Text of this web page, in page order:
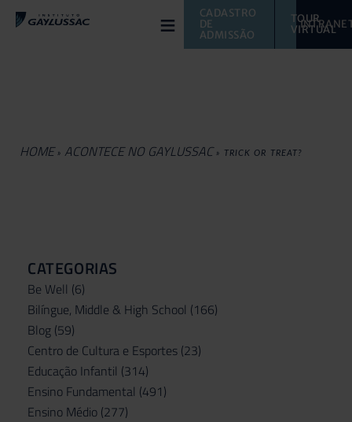
≡
CADASTRO
DE
ADMISSÃO
TOUR
VIRTUAL
HOME » ACONTECE NO GAYLUSSAC » TRICK OR TREAT?
CATEGORIAS
Be Well (6)
Bilíngue, Middle & High School (166)
Blog (59)
Centro de Cultura e Esportes (23)
Educação Infantil (314)
Ensino Fundamental (491)
Ensino Médio (277)